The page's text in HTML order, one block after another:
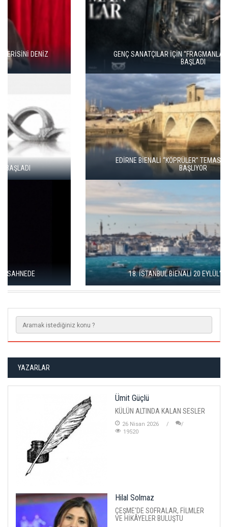
GENÇ SANATÇILAR İÇİN “FRAGMANLAR” BAŞVURULARI
BAŞLADI
EDİRNE BİENALİ “KÖPRÜLER” TEMASIYLA 21 MAYIS’TA
18. İSTANBUL BİENALİ 20 EYLÜL’DE BAŞLIYOR
YAZARLAR
Ümit Güçlü
KÜLÜN ALTINDA KALAN SESLER
26 Nisan 2026
19520
Hilal Solmaz
ÇEŞME'DE SOFRALAR, FİLMLER
VE HİKÂYELER BULUŞTU